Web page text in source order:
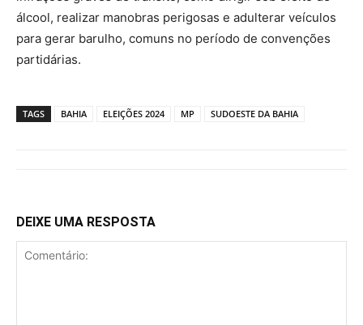
álcool, realizar manobras perigosas e adulterar veículos
para gerar barulho, comuns no período de convenções
partidárias.
TAGS BAHIA ELEIÇÕES 2024 MP SUDOESTE DA BAHIA
DEIXE UMA RESPOSTA